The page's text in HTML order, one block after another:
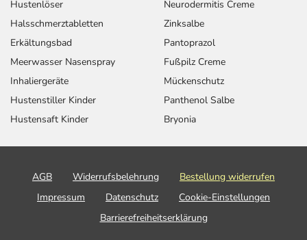
Hustenlöser
Halsschmerztabletten
Erkältungsbad
Meerwasser Nasenspray
Inhaliergeräte
Hustenstiller Kinder
Hustensaft Kinder
Neurodermitis Creme
Zinksalbe
Pantoprazol
Fußpilz Creme
Mückenschutz
Panthenol Salbe
Bryonia
AGB Widerrufsbelehrung
Bestellung widerrufen
Impressum
Datenschutz
Cookie-Einstellungen
Barrierefreiheitserklärung